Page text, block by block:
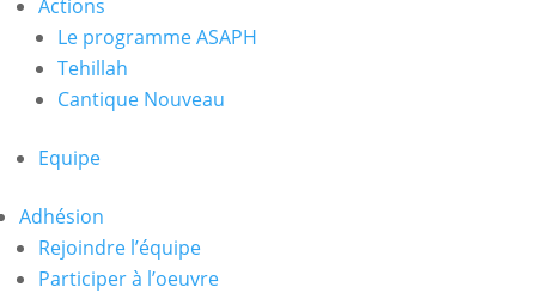
Actions
Le programme ASAPH
Tehillah
Cantique Nouveau
Equipe
Adhésion
Rejoindre l’équipe
Participer à l’oeuvre